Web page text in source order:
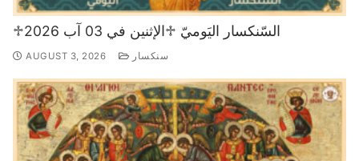
♱السّنكسار اليَوميّ ♱الإثنين في 03 آب 2026
AUGUST 3, 2026 سنكسار